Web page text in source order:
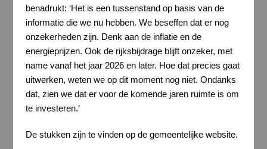
benadrukt: ‘Het is een tussenstand op basis van de
informatie die we nu hebben. We beseffen dat er nog
onzekerheden zijn. Denk aan de inflatie en de
energieprijzen. Ook de rijksbijdrage blijft onzeker, met
name vanaf het jaar 2026 en later. Hoe dat precies gaat
uitwerken, weten we op dit moment nog niet. Ondanks
dat, zien we dat er voor de komende jaren ruimte is om
te investeren.’
De stukken zijn te vinden op de gemeentelijke website.